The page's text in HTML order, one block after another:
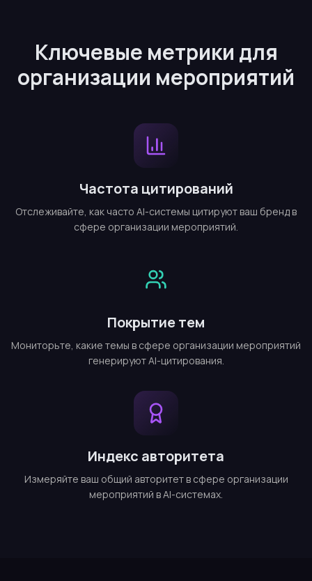
Ключевые метрики для
организации мероприятий
Частота цитирований
Отслеживайте, как часто AI-системы цитируют ваш бренд в
сфере организации мероприятий.
Покрытие тем
Мониторьте, какие темы в сфере организации мероприятий
генерируют AI-цитирования.
Индекс авторитета
Измеряйте ваш общий авторитет в сфере организации
мероприятий в AI-системах.